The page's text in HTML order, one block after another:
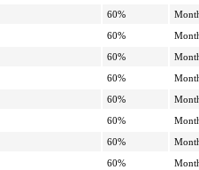
60%
60%
60%
60%
60%
60%
60%
60%